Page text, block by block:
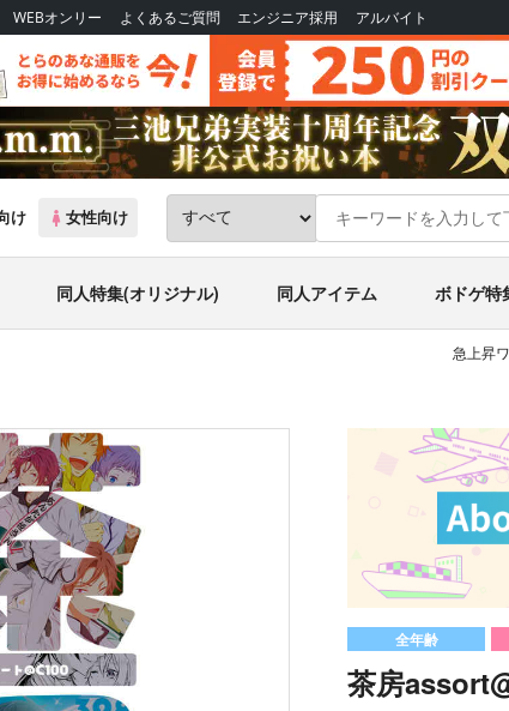
WEBオンリー よくあるご質問 エンジニア採用 アルバイト
け 女性向け
同人特集(オリジナル) 同人アイテム ボドゲ特
急上昇
全年齢
茶房